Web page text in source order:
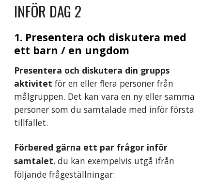
INFÖR DAG 2
1. Presentera och diskutera med
ett barn / en ungdom
Presentera och diskutera din grupps
aktivitet för en eller flera personer från
målgruppen. Det kan vara en ny eller samma
personer som du samtalade med inför första
tillfället.
Förbered gärna ett par frågor inför
samtalet, du kan exempelvis utgå ifrån
följande frågeställningar: